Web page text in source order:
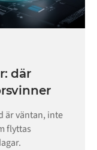
där
är väntan, inte
flyttas